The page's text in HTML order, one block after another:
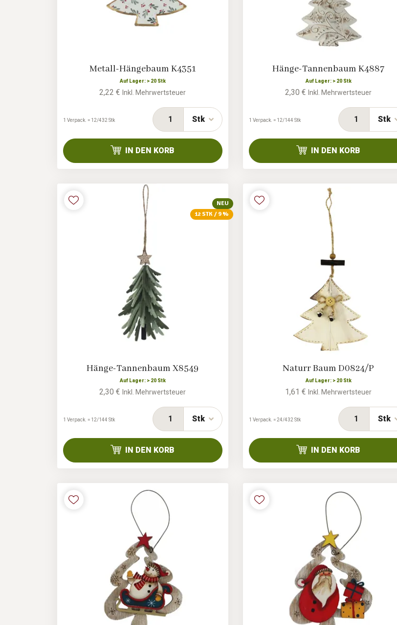
Metall-Hängebaum K4351
Auf Lager: > 20 Stk
2,22 €Inkl. Mehrwertsteuer
Stk
1 Verpack. = 12/432 Stk
IN DEN KORB
Hänge-Tannenbaum K4887
Auf Lager: > 20 Stk
2,30 €Inkl. Mehrwertsteuer
Stk
1 Verpack. = 12/144 Stk
IN DEN KORB
NEU
12 STK / 9 %
Hänge-Tannenbaum X8549
Auf Lager: > 20 Stk
2,30 €Inkl. Mehrwertsteuer
Stk
1 Verpack. = 12/144 Stk
IN DEN KORB
Naturr Baum D0824/P
Auf Lager: > 20 Stk
1,61 €Inkl. Mehrwertsteuer
Stk
1 Verpack. = 24/432 Stk
IN DEN KORB